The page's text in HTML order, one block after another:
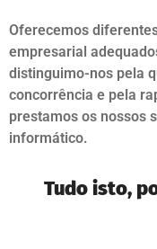
Oferecemos
empresarial
distinguimo-nos pela
concorrência e pela
prestamos os nossos
informático.
Tudo isto,